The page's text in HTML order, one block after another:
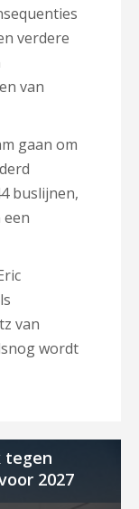
verdere
van
gaan om
buslijnen,
een
van
wordt
tegen
2027